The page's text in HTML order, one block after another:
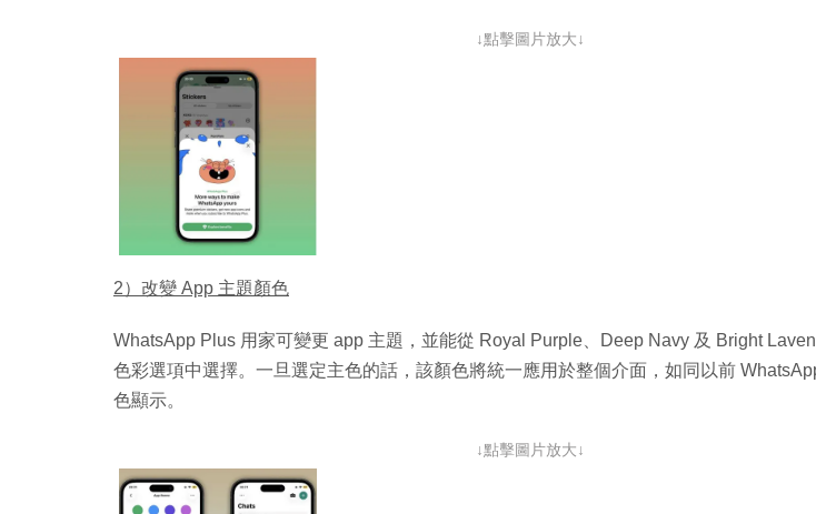
↓點擊圖片放大↓
2）改變 App 主題顏色
WhatsApp Plus 用家可變更 app 主題，並能從 Royal Purple、Deep Navy 及 Bright
色彩選項中選擇。一旦選定主色的話，該顏色將統一應用於整個介面，如同以前
色顯示。
↓點擊圖片放大↓